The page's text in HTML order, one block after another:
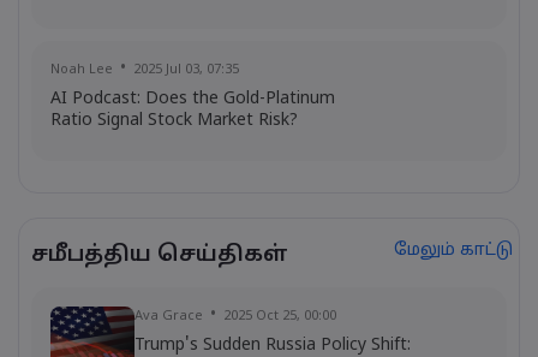
Noah Lee 2025 Jul 03, 07:35
AI Podcast: Does the Gold-Platinum
Ratio Signal Stock Market Risk?
சமீபத்திய செய்திகள் மேலும் காட்டு
Ava Grace 2025 Oct 25, 00:00
Trump's Sudden Russia Policy Shift: